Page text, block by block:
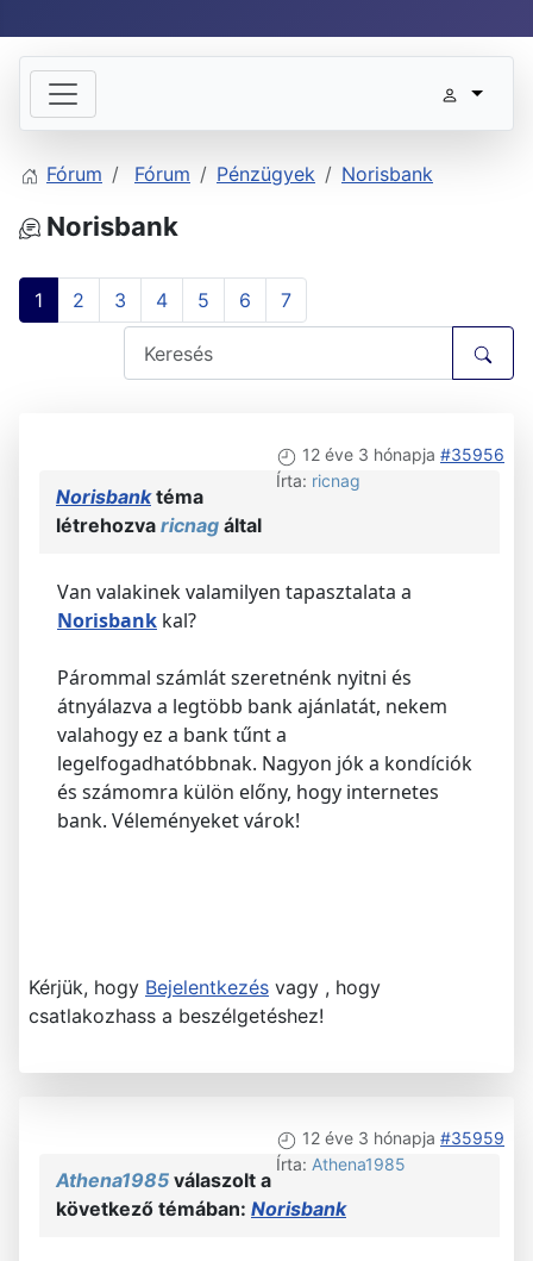
Fórum Fórum Pénzügyek Norisbank
Norisbank
1 2 3 4 5 6 7
12 éve 3 hónapja #35956
Írta: ricnag
Norisbanktéma
létrehozva ricnag által
Van valakinek valamilyen tapasztalata a
Norisbank kal?
Párommal számlát szeretnénk nyitni és
átnyálazva a legtöbb bank ajánlatát, nekem
valahogy ez a bank tűnt a
legelfogadhatóbbnak. Nagyon jók a kondíciók
és számomra külön előny, hogy internetes
bank. Véleményeket várok!
Kérjük, hogy Bejelentkezés vagy , hogy
csatlakozhass a beszélgetéshez!
12 éve 3 hónapja #35959
Írta: Athena1985
Athena1985 válaszolt a
következő témában: Norisbank